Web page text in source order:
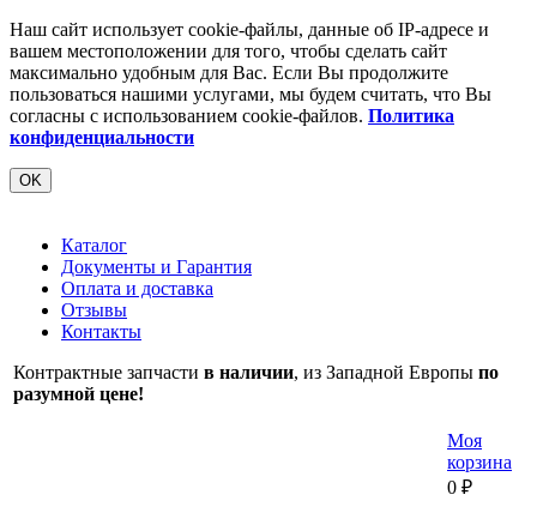
Наш сайт использует cookie-файлы, данные об IP-адресе и
вашем местоположении для того, чтобы сделать сайт
максимально удобным для Вас. Если Вы продолжите
пользоваться нашими услугами, мы будем считать, что Вы
согласны с использованием cookie-файлов. Политика
конфиденциальности
OK
Каталог
Документы и Гарантия
Оплата и доставка
Отзывы
Контакты
Контрактные запчасти в наличии, из Западной Европы по
разумной цене!
Моя
корзина
0 ₽